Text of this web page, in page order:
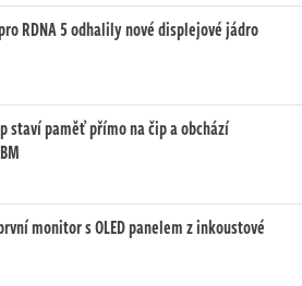
RDNA 5 odhalily nové displejové jádro
staví paměť přímo na čip a obchází
monitor s OLED panelem z inkoustové